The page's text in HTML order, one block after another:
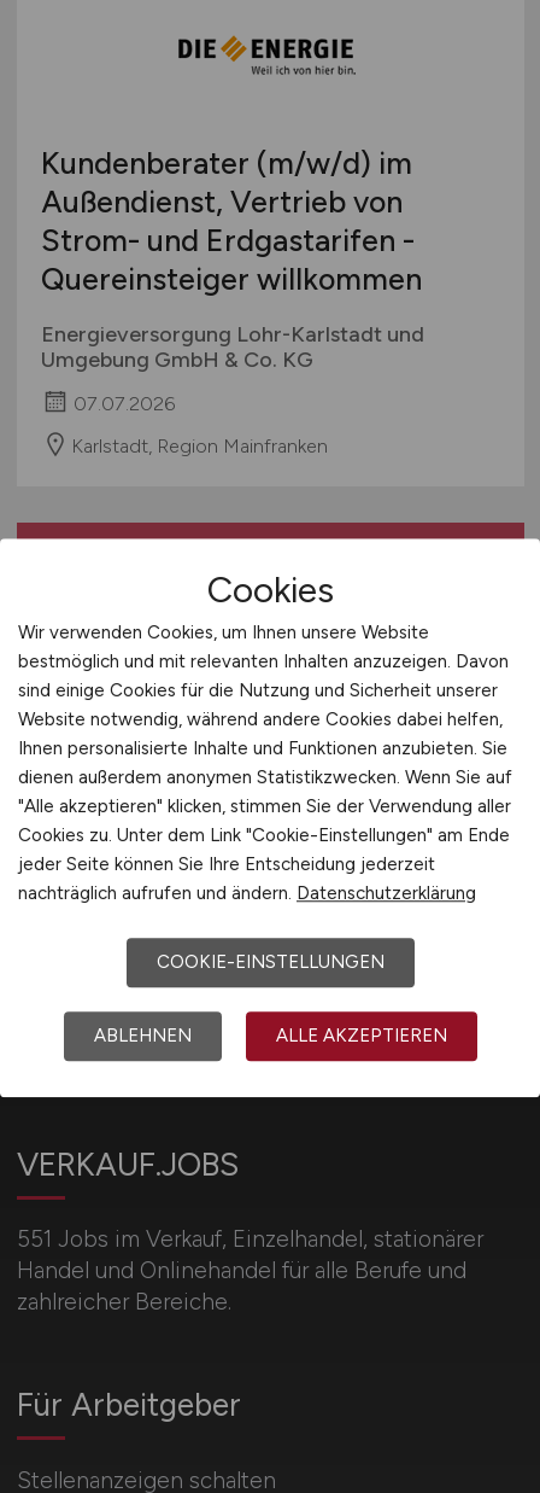
Getränke / Spirituosen
Juwelier
Kaufhäuser / Warenhäuser
Lebensmittel
Luxusgüter
Möbel / Einrichtung
Optiker / Brillenfachgeschäft
Sonderposten / Discounter
Teleshopping
Textil / Schuhe / Lederwaren
Tierhandlung / Zoohandlung
Uhren / Schmuck
Verkaufsstand / Wochenmarkt / Mobiler Verkauf
Versandhandel
Sonstige
Bachelor-/ Master-/ Diplom-Arbeit
Studentenjobs / Werkstudenten
Mecklenburg-Vorpommern
Niedersachsen
Nordrhein-Westfalen
Rheinland-Pfalz
Sachsen
Sachsen-Anhalt
Schleswig-Holstein
Thüringen
International
Kundenberater (m/w/d) im
Außendienst, Vertrieb von
Strom- und Erdgastarifen -
Quereinsteiger willkommen
Energieversorgung Lohr-Karlstadt und
Umgebung GmbH & Co. KG
07.07.2026
Karlstadt, Region Mainfranken
Erhalten Sie neue Jobs
bequem perE-Mail!
Jobfinder anlegen
1
VERKAUF.JOBS
551 Jobs im Verkauf, Einzelhandel, stationärer
Handel und Onlinehandel für alle Berufe und
zahlreicher Bereiche.
Für Arbeitgeber
Stellenanzeigen schalten
Cookies
Wir verwenden Cookies, um Ihnen unsere Website
bestmöglich und mit relevanten Inhalten anzuzeigen. Davon
sind einige Cookies für die Nutzung und Sicherheit unserer
Website notwendig, während andere Cookies dabei helfen,
Ihnen personalisierte Inhalte und Funktionen anzubieten. Sie
dienen außerdem anonymen Statistikzwecken. Wenn Sie auf
"Alle akzeptieren" klicken, stimmen Sie der Verwendung aller
Cookies zu. Unter dem Link "Cookie-Einstellungen" am Ende
jeder Seite können Sie Ihre Entscheidung jederzeit
nachträglich aufrufen und ändern. Datenschutzerklärung
COOKIE-EINSTELLUNGEN
ABLEHNEN ALLE AKZEPTIEREN